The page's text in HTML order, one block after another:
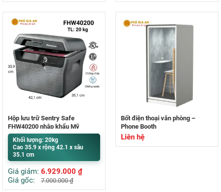
Hộp lưu trữ Sentry Safe
FHW40200 nhập khẩu Mỹ
Khối lượng: 20kg
Cao 35.9 x rộng 42.1 x sâu
35.1 cm
Giá giảm: 6.929.000 ₫
Giá gốc:
7.000.000₫
Bốt điện thoại văn phòng –
Phone Booth
Liên hệ